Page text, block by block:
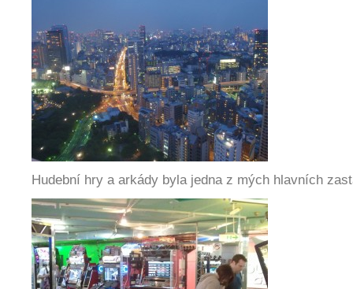
Hudební hry a arkády byla jedna z mých hlavních